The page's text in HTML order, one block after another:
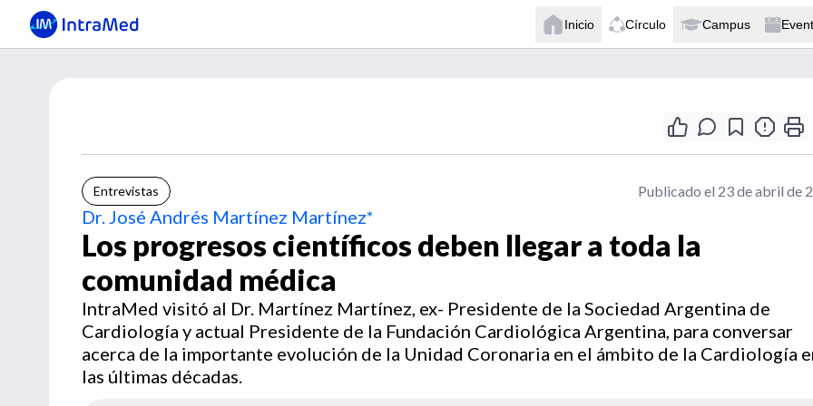
Inicio Círculo Campus
Entrevistas Publicado el 23 de abril de
Dr. José Andrés Martínez Martínez*
Los progresos científicos deben llegar a toda la
comunidad médica
IntraMed visitó al Dr. Martínez Martínez, ex- Presidente de la Sociedad Argentina de
Cardiología y actual Presidente de la Fundación Cardiológica Argentina, para conversar
acerca de la importante evolución de la Unidad Coronaria en el ámbito de la Cardiología
las últimas décadas.